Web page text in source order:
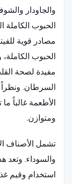
والجاودار
الحبوب الكاملة
مصادر قوية
الحبوب
مفيدة لصحة
السرطان. ونظراً
الأطعمة غالباً
ومتوازن.
تشمل الأصناف
والسوداء. وتعد
استخدام وقيم